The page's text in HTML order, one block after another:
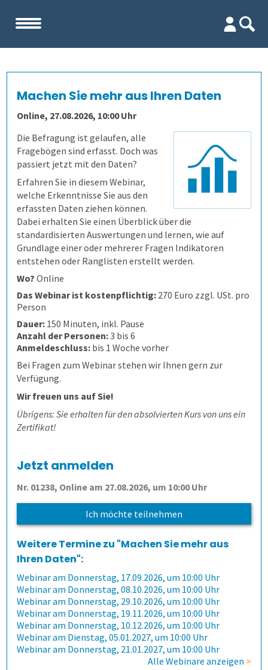
Unternehmen
Team
Firma
Kennenlernen
Referenzen
Schulungen und Webinare
Datenschutz
Karriere
Nachrichten
Newsletter
Wofür ist es gut?
Lehrevaluation
Kursevaluation
Modulevaluation
Internationale Studiengänge
Wer erfährt was, und wie?
Auswertungen direkt abrufen
Anonymität sicherstellen
Ergebnisse
Auswertungen je Zielgruppe
Wie finden wir die Antworten?
Verschiedene Fragetypen
Gezielt führen
Modulare Fragebögen
Wie spart es Zeit?
Zeitsteuerung
Wem kann es helfen?
Wie kommen die Daten dorthin?
Prüfungen
Prüfungsprozess
1. Aufgaben verwalten
Aufgaben gemeinsam nutzen
Flexible Aufgabenformen
Formeln und Sonderzeichen
2. Prüfung zusammenstellen
Prüfungsteile und Vignetten
3. Online prüfen
Bequeme Onlineprüfungen
Befragungen
Befragung mit QuestorPro
Unternehmen
Mitarbeiterbefragung
Gesundheitswesen
Kontakt
Kontakt
Anfahrt
Machen Sie mehr aus Ihren Daten
Online, 27.08.2026, 10:00 Uhr
Die Befragung ist gelaufen, alle
Fragebögen sind erfasst. Doch was
passiert jetzt mit den Daten?
Erfahren Sie in diesem Webinar,
welche Erkenntnisse Sie aus den
erfassten Daten ziehen können.
Dabei erhalten Sie einen Überblick über die
standardisierten Auswertungen und lernen, wie auf
Grundlage einer oder mehrerer Fragen Indikatoren
entstehen oder Ranglisten erstellt werden.
Wo? Online
Das Webinar ist kostenpflichtig: 270 Euro zzgl. USt. pro
Person
Dauer: 150 Minuten, inkl. Pause
Anzahl der Personen:3 bis 6
Anmeldeschluss: bis 1 Woche vorher
Bei Fragen zum Webinar stehen wir Ihnen gern zur
Verfügung.
Wir freuen uns auf Sie!
Übrigens: Sie erhalten für den absolvierten Kurs von uns ein
Zertifikat!
Jetzt anmelden
Nr. 01238, Online am 27.08.2026, um 10:00 Uhr
Ich möchte teilnehmen
Weitere Termine zu "Machen Sie mehr aus
Ihren Daten":
Webinar am Donnerstag, 17.09.2026, um 10:00 Uhr
Webinar am Donnerstag, 08.10.2026, um 10:00 Uhr
Webinar am Donnerstag, 29.10.2026, um 10:00 Uhr
Webinar am Donnerstag, 19.11.2026, um 10:00 Uhr
Webinar am Donnerstag, 10.12.2026, um 10:00 Uhr
Webinar am Dienstag, 05.01.2027, um 10:00 Uhr
Webinar am Donnerstag, 21.01.2027, um 10:00 Uhr
Alle Webinare anzeigen >